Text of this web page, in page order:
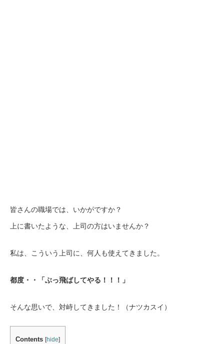
皆さんの職場では、いかがですか？
上に書いたような、上司の方はいませんか？
私は、こういう上司に、何人も使えてきました。
都度・・「ぶっ飛ばしてやる！！！」
そんな思いで、対峙してきました！（ナツカスイ）
Contents [hide]